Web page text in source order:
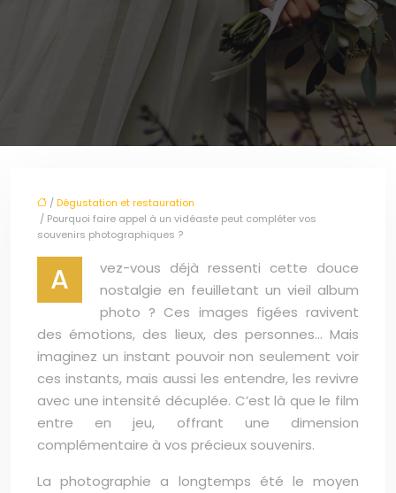
/Dégustation et restauration
/ Pourquoi faire appel à un vidéaste peut compléter vos
souvenirs photographiques ?
A
vez-vous déjà ressenti cette douce
nostalgie en feuilletant un vieil album
photo ? Ces images figées ravivent
des émotions, des lieux, des personnes… Mais
imaginez un instant pouvoir non seulement voir
ces instants, mais aussi les entendre, les revivre
avec une intensité décuplée. C’est là que le film
entre en jeu, offrant une dimension
complémentaire à vos précieux souvenirs.
La photographie a longtemps été le moyen